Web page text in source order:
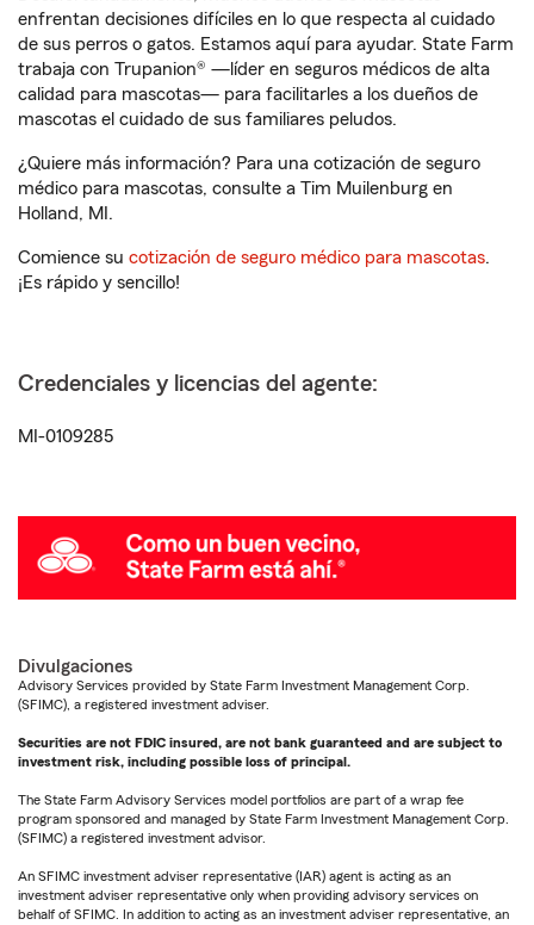
enfrentan decisiones difíciles en lo que respecta al cuidado
de sus perros o gatos. Estamos aquí para ayudar. State Farm
trabaja con Trupanion® —líder en seguros médicos de alta
calidad para mascotas— para facilitarles a los dueños de
mascotas el cuidado de sus familiares peludos.
¿Quiere más información? Para una cotización de seguro
médico para mascotas, consulte a Tim Muilenburg en
Holland, MI.
Comience su cotización de seguro médico para mascotas.
¡Es rápido y sencillo!
Credenciales y licencias del agente:
MI-0109285
Divulgaciones
Advisory Services provided by State Farm Investment Management Corp.
(SFIMC), a registered investment adviser.
Securities are not FDIC insured, are not bank guaranteed and are subject to
investment risk, including possible loss of principal.
The State Farm Advisory Services model portfolios are part of a wrap fee
program sponsored and managed by State Farm Investment Management Corp.
(SFIMC) a registered investment advisor.
An SFIMC investment adviser representative (IAR) agent is acting as an
investment adviser representative only when providing advisory services on
behalf of SFIMC. In addition to acting as an investment adviser representative, an